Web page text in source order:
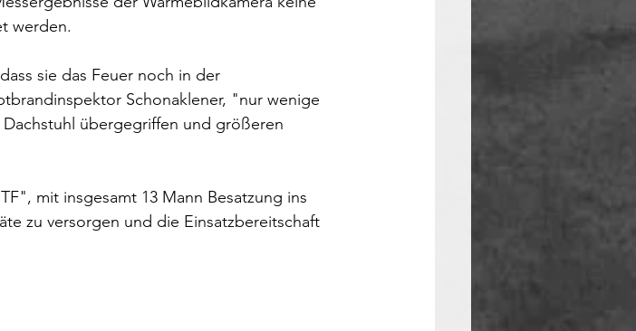
werden.
sie das Feuer noch in der
Schonaklener, "nur wenige
übergegriffen und größeren
mit insgesamt 13 Mann Besatzung ins
zu versorgen und die Einsatzbereitschaft